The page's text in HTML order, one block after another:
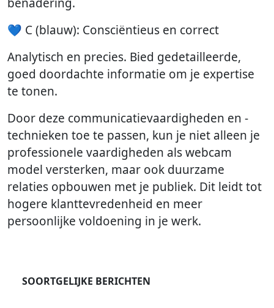
💙 C (blauw): Consciëntieus en correct
Analytisch en precies. Bied gedetailleerde,
goed doordachte informatie om je expertise
te tonen.
Door deze communicatievaardigheden en -
technieken toe te passen, kun je niet alleen je
professionele vaardigheden als webcam
model versterken, maar ook duurzame
relaties opbouwen met je publiek. Dit leidt tot
hogere klanttevredenheid en meer
persoonlijke voldoening in je werk.
SOORTGELIJKE BERICHTEN